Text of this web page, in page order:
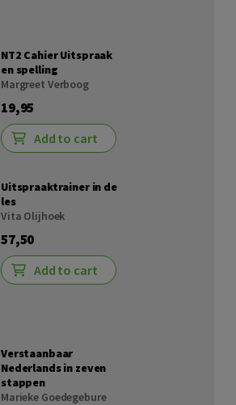
NT2 Cahier Uitspraak
en spelling
Margreet Verboog
19,95
Add to cart
Uitspraaktrainer in de
les
Vita Olijhoek
57,50
Add to cart
Verstaanbaar
Nederlands in zeven
stappen
Marieke Goedegebure